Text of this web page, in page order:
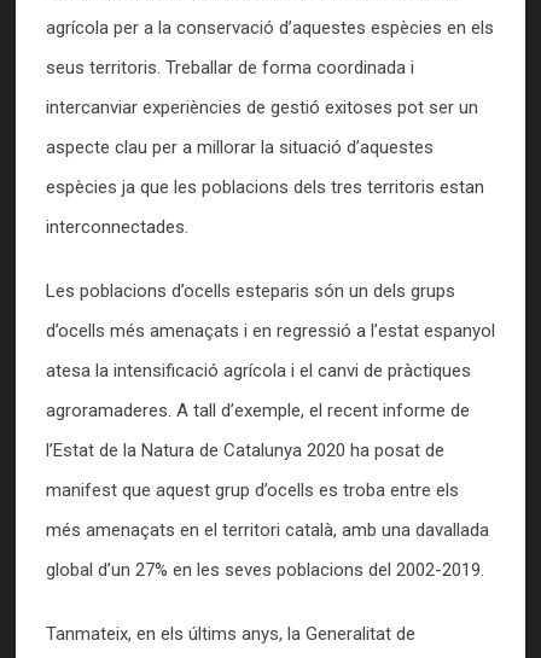
agrícola per a la conservació d’aquestes espècies en els
seus territoris. Treballar de forma coordinada i
intercanviar experiències de gestió exitoses pot ser un
aspecte clau per a millorar la situació d’aquestes
espècies ja que les poblacions dels tres territoris estan
interconnectades.
Les poblacions d’ocells esteparis són un dels grups
d’ocells més amenaçats i en regressió a l’estat espanyol
atesa la intensificació agrícola i el canvi de pràctiques
agroramaderes. A tall d’exemple, el recent informe de
l’Estat de la Natura de Catalunya 2020 ha posat de
manifest que aquest grup d’ocells es troba entre els
més amenaçats en el territori català, amb una davallada
global d’un 27% en les seves poblacions del 2002-2019.
Tanmateix, en els últims anys, la Generalitat de